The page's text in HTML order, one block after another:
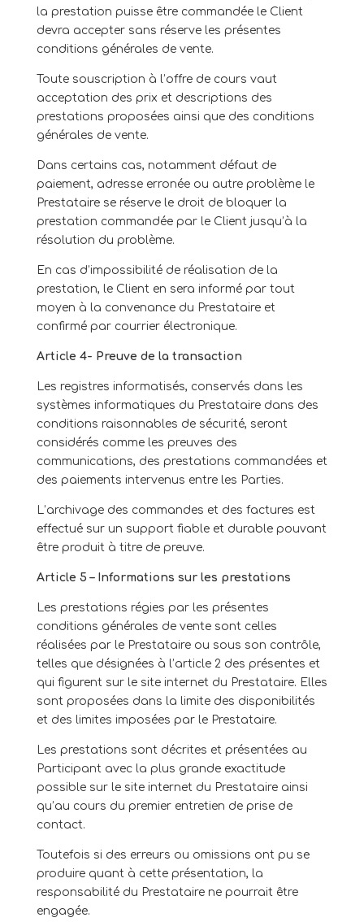
la prestation puisse être commandée le Client
devra accepter sans réserve les présentes
conditions générales de vente.
Toute souscription à l’offre de cours vaut
acceptation des prix et descriptions des
prestations proposées ainsi que des conditions
générales de vente.
Dans certains cas, notamment défaut de
paiement, adresse erronée ou autre problème le
Prestataire se réserve le droit de bloquer la
prestation commandée par le Client jusqu’à la
résolution du problème.
En cas d’impossibilité de réalisation de la
prestation, le Client en sera informé par tout
moyen à la convenance du Prestataire et
confirmé par courrier électronique.
Article 4- Preuve de la transaction
Les registres informatisés, conservés dans les
systèmes informatiques du Prestataire dans des
conditions raisonnables de sécurité, seront
considérés comme les preuves des
communications, des prestations commandées et
des paiements intervenus entre les Parties.
L’archivage des commandes et des factures est
effectué sur un support fiable et durable pouvant
être produit à titre de preuve.
Article 5 – Informations sur les prestations
Les prestations régies par les présentes
conditions générales de vente sont celles
réalisées par le Prestataire ou sous son contrôle,
telles que désignées à l’article 2 des présentes et
qui figurent sur le site internet du Prestataire. Elles
sont proposées dans la limite des disponibilités
et des limites imposées par le Prestataire.
Les prestations sont décrites et présentées au
Participant avec la plus grande exactitude
possible sur le site internet du Prestataire ainsi
qu’au cours du premier entretien de prise de
contact.
Toutefois si des erreurs ou omissions ont pu se
produire quant à cette présentation, la
responsabilité du Prestataire ne pourrait être
engagée.